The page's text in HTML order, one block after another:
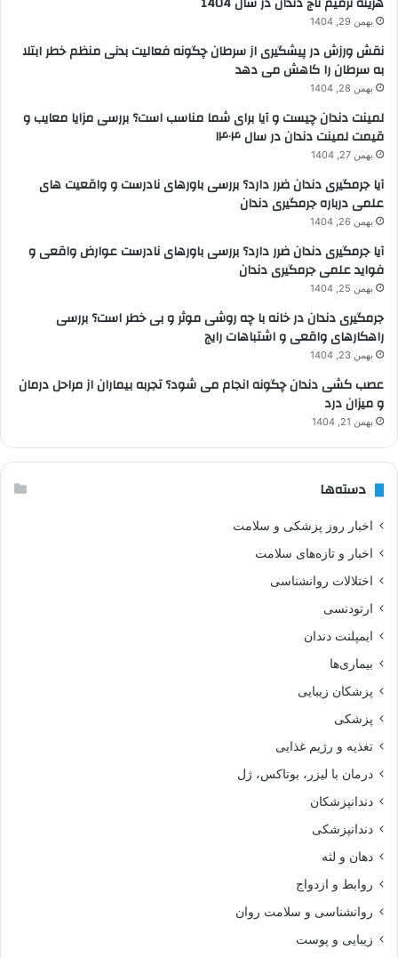
بهمن 29, 1404
نقش ورزش در پیشگیری از سرطان چگونه فعالیت بدنی منظم خطر ابتلا
به سرطان را کاهش می دهد
بهمن 28, 1404
لمینت دندان چیست و آیا برای شما مناسب است؟ بررسی مزایا معایب و
قیمت لمینت دندان در سال ۱۴۰۴
بهمن 27, 1404
آیا جرمگیری دندان ضرر دارد؟ بررسی باورهای نادرست و واقعیت های
علمی درباره جرمگیری دندان
بهمن 26, 1404
آیا جرمگیری دندان ضرر دارد؟ بررسی باورهای نادرست عوارض واقعی و
فواید علمی جرمگیری دندان
بهمن 25, 1404
جرمگیری دندان در خانه با چه روشی موثر و بی خطر است؟ بررسی
راهکارهای واقعی و اشتباهات رایج
بهمن 23, 1404
عصب کشی دندان چگونه انجام می شود؟ تجربه بیماران از مراحل درمان
و میزان درد
بهمن 21, 1404
دسته‌ها
اخبار روز پزشکی و سلامت
اخبار و تازه‌های سلامت
اختلالات روانشناسی
ارتودنسی
ایمپلنت دندان
بیماری‌ها
پزشکان زیبایی
پزشکی
تغذیه و رژیم غذایی
درمان با لیزر، بوتاکس، ژل
دندانپزشکان
دندانپزشکی
دهان و لثه
روابط و ازدواج
روانشناسی و سلامت روان
زیبایی و پوست